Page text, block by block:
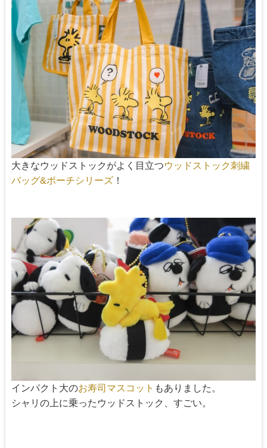
大きなウッドストックがよく目立つウッドストック刺繍
バッグ&ポーチシリーズ ！
インパクト大のお寿司マスコット もありました。
シャリの上に乗ったウッドストック、すごい。